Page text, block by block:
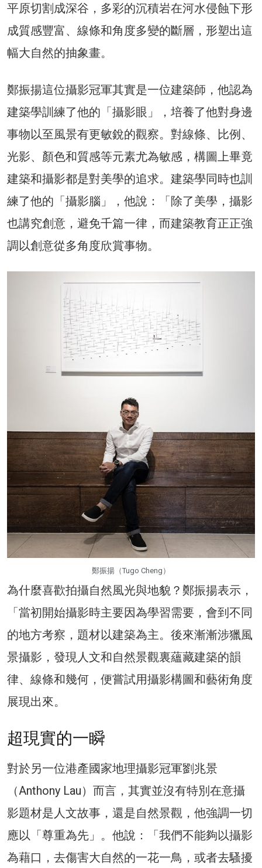
平原切割成深谷，多彩的沉積岩在河水侵蝕下形
成質感豐富、線條和角度多變的斷層，形塑出這
幅大自然的抽象畫。
鄭振揚這位攝影冠軍其實是一位建築師，他認為
建築學訓練了他的「攝影眼」，培養了他對身邊
事物以至風景有更敏銳的觀察。對線條、比例、
光影、顏色和質感等元素尤為敏感，構圖上畢竟
建築和攝影都是對美學的追求。建築學同時也訓
練了他的「攝影腦」，他說：「除了美學，攝影
也講究創意，避免千篇一律，而建築教育正正強
調以創意從多角度欣賞事物。
鄭振揚（Tugo Cheng）
為什麼喜歡拍攝自然風光與地貌？鄭振揚表示，
「當初開始攝影時主要因為學習需要，會到不同
的地方考察，題材以建築為主。後來漸漸涉獵風
景攝影，發現人文和自然景觀裏蘊藏建築的韻
律、線條和幾何，便嘗試用攝影構圖和藝術角度
展現出來。
超現實的一瞬
對於另一位港產國家地理攝影冠軍劉兆景
（Anthony Lau）而言，其實並沒有特別在意攝
影題材是人文故事，還是自然景觀，他強調一切
應以「尊重為先」。他說：「我們不能夠以攝影
為藉口，去傷害大自然的一花一鳥，或者去騷擾